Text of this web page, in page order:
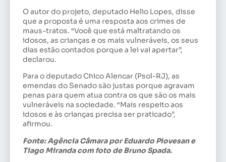
O autor do projeto, deputado Helio Lopes, disse
que a proposta é uma resposta aos crimes de
maus-tratos. “Você que está maltratando os
idosos, as crianças e os mais vulneráveis, os seus
dias estão contados porque a lei vai apertar”,
declarou.
Para o deputado Chico Alencar (Psol-RJ), as
emendas do Senado são justas porque agravam
penas para quem atua contra os que são os mais
vulneráveis na sociedade. “Mais respeito aos
idosos e às crianças precisa ser praticado”,
afirmou.
Fonte: Agência Câmara por Eduardo Piovesan e
Tiago Miranda com foto de Bruno Spada.